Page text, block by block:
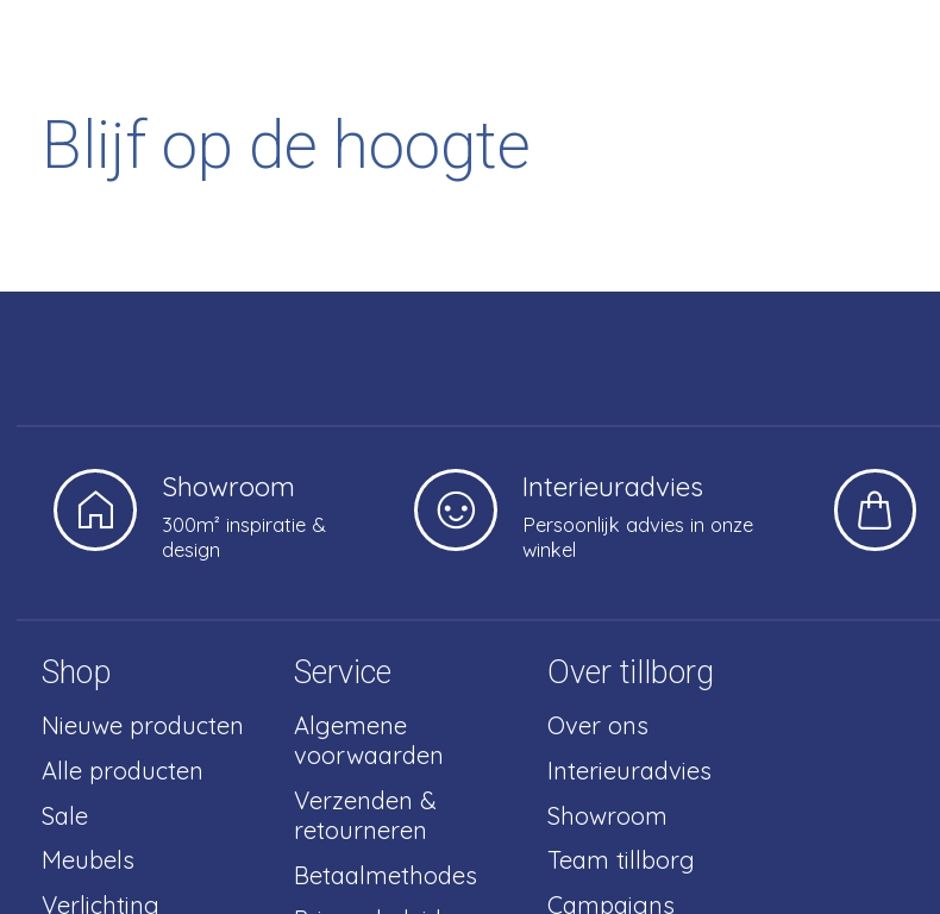
Blijf op de hoogte
Showroom
300m² inspiratie &
design
Interieuradvies
Persoonlijk advies in onze
winkel
Shop
Nieuwe producten
Alle producten
Sale
Meubels
Verlichting
Service
Algemene
voorwaarden
Verzenden &
retourneren
Betaalmethodes
Over tillborg
Over ons
Interieuradvies
Showroom
Team tillborg
Campaigns